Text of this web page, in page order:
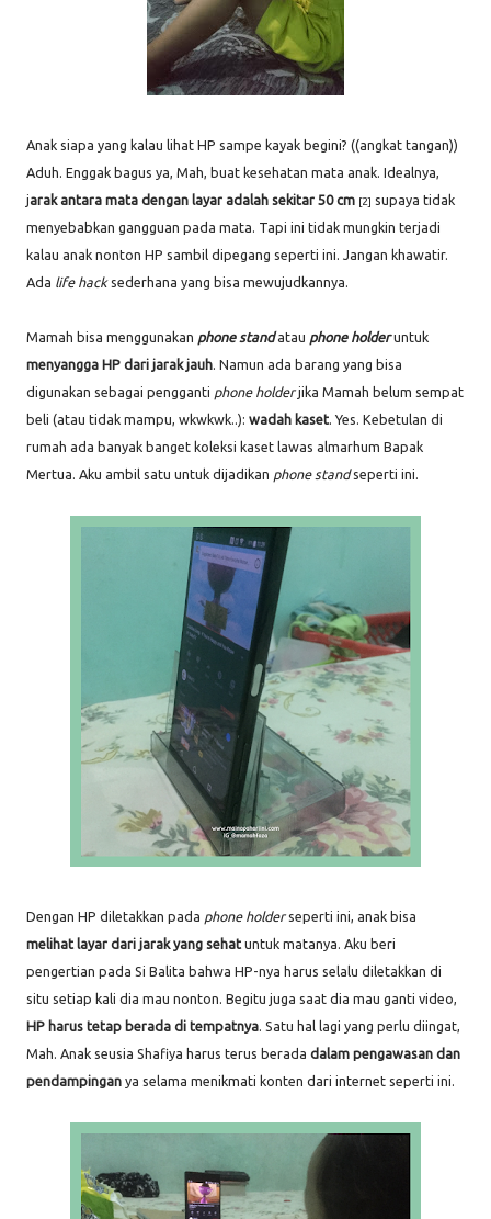
Anak siapa yang kalau lihat HP sampe kayak begini? ((angkat tangan))
Aduh. Enggak bagus ya, Mah, buat kesehatan mata anak. Idealnya,
jarak antara mata dengan layar adalah sekitar 50 cm [2] supaya tidak
menyebabkan gangguan pada mata. Tapi ini tidak mungkin terjadi
kalau anak nonton HP sambil dipegang seperti ini. Jangan khawatir.
Ada life hacksederhana yang bisa mewujudkannya.
Mamah bisa menggunakan phone standatau phone holderuntuk
menyangga HP dari jarak jauh . Namun ada barang yang bisa
digunakan sebagai pengganti phone holderjika Mamah belum sempat
beli (atau tidak mampu, wkwkwk..): wadah kaset . Yes. Kebetulan di
rumah ada banyak banget koleksi kaset lawas almarhum Bapak
Mertua. Aku ambil satu untuk dijadikan phone standseperti ini.
Dengan HP diletakkan pada phone holderseperti ini, anak bisa
melihat layar dari jarak yang sehat untuk matanya. Aku beri
pengertian pada Si Balita bahwa HP-nya harus selalu diletakkan di
situ setiap kali dia mau nonton. Begitu juga saat dia mau ganti video,
HP harus tetap berada di tempatnya . Satu hal lagi yang perlu diingat,
Mah. Anak seusia Shafiya harus terus berada dalam pengawasan dan
pendampingan ya selama menikmati konten dari internet seperti ini.